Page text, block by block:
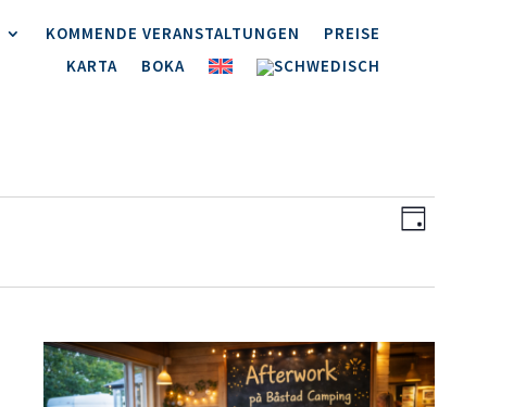
KOMMENDE VERANSTALTUNGEN
PREISE
KARTA
BOKA
Tag